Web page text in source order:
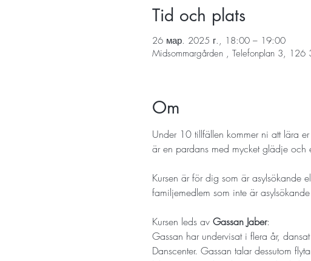
Tid och plats
26 мар. 2025 г., 18:00 – 19:00
Midsommargården , Telefonplan 3, 126
Om
Under 10 tillfällen kommer ni att lära
är en pardans med mycket glädje och
Kursen är för dig som är asylsökande
familjemedlem som inte är
Kursen leds av Gassan Jaber:
Gassan har undervisat i flera år,
Danscenter. Gassan talar dessutom